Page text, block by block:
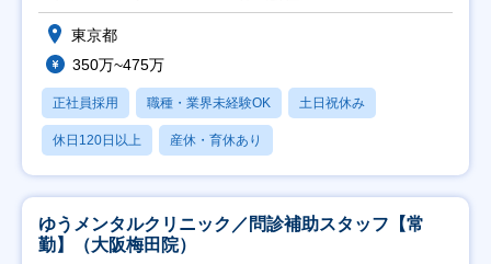
東京都
350万~475万
正社員採用 職種・業界未経験OK 土日祝休み
休日120日以上 産休・育休あり
ゆうメンタルクリニック／問診補助スタッフ【常
勤】（大阪梅田院）